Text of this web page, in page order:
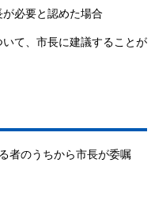
必要と認めた場合
て、市長に建議することが
者のうちから市長が委嘱